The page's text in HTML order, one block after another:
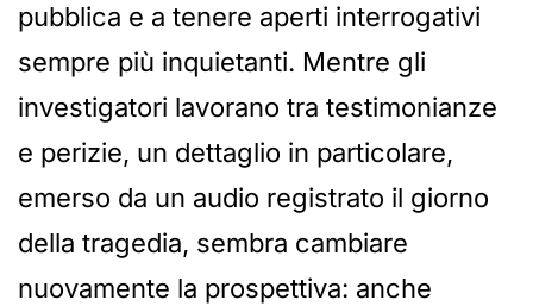
pubblica e a tenere aperti interrogativi
sempre più inquietanti. Mentre gli
investigatori lavorano tra testimonianze
e perizie, un dettaglio in particolare,
emerso da un audio registrato il giorno
della tragedia, sembra cambiare
nuovamente la prospettiva: anche